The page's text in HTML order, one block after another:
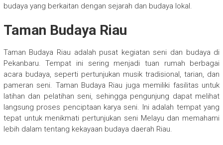
budaya yang berkaitan dengan sejarah dan budaya lokal.
Taman Budaya Riau
Taman Budaya Riau adalah pusat kegiatan seni dan budaya di
Pekanbaru. Tempat ini sering menjadi tuan rumah berbagai
acara budaya, seperti pertunjukan musik tradisional, tarian, dan
pameran seni. Taman Budaya Riau juga memiliki fasilitas untuk
latihan dan pelatihan seni, sehingga pengunjung dapat melihat
langsung proses penciptaan karya seni. Ini adalah tempat yang
tepat untuk menikmati pertunjukan seni Melayu dan memahami
lebih dalam tentang kekayaan budaya daerah Riau.